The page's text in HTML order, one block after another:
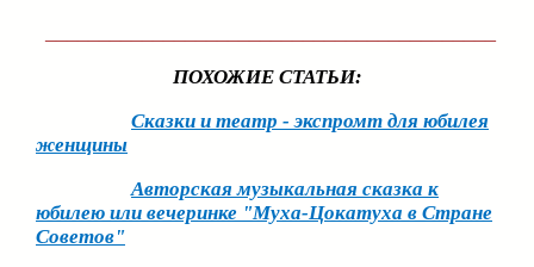
ПОХОЖИЕ СТАТЬИ:
Сказки и театр - экспромт для юбилея
женщины
Авторская музыкальная сказка к
юбилею или вечеринке "Муха-Цокатуха в Стране
Советов"